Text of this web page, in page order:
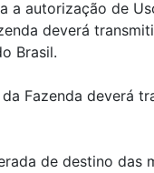
a autorização de
deverá
Brasil.
da Fazenda deverá
de destino das